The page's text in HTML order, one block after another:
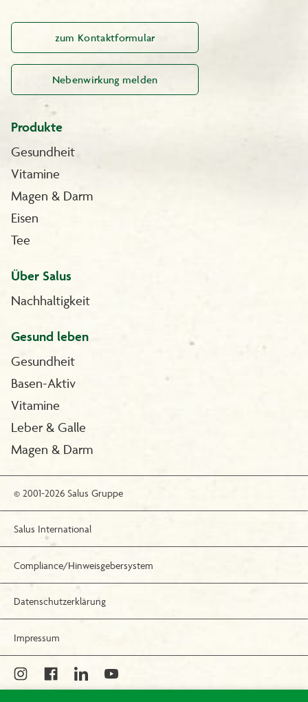
zum Kontaktformular
Nebenwirkung melden
Produkte
Gesundheit
Vitamine
Magen & Darm
Eisen
Tee
Über Salus
Nachhaltigkeit
Gesund leben
Gesundheit
Basen-Aktiv
Vitamine
Leber & Galle
Magen & Darm
© 2001-2026 Salus Gruppe
Salus International
Compliance/Hinweisgebersystem
Datenschutzerklärung
Impressum